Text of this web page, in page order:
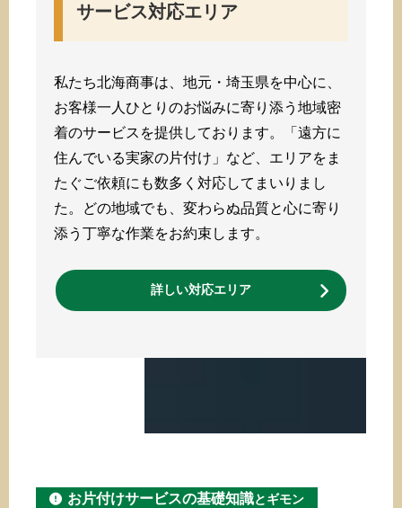
サービス対応エリア
私たち北海商事は、地元・埼玉県を中心に、
お客様一人ひとりのお悩みに寄り添う地域密
着のサービスを提供しております。「遠方に
住んでいる実家の片付け」など、エリアをま
たぐご依頼にも数多く対応してまいりまし
た。どの地域でも、変わらぬ品質と心に寄り
添う丁寧な作業をお約束します。
詳しい対応エリア
お片付けサービスの基礎知識とギモン